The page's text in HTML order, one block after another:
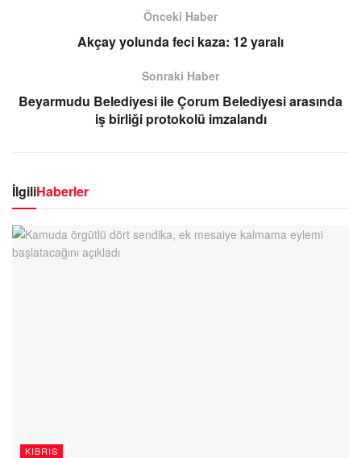
Önceki Haber
Akçay yolunda feci kaza: 12 yaralı
Sonraki Haber
Beyarmudu Belediyesi ile Çorum Belediyesi arasında
iş birliği protokolü imzalandı
İlgiliHaberler
KIBRIS